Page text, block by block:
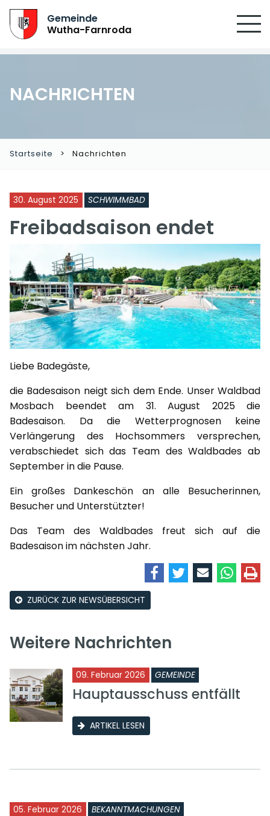
Gemeinde
Wutha-Farnroda
NACHRICHTEN
Startseite Nachrichten
30. August 2025 SCHWIMMBAD
Freibadsaison endet
Liebe Badegäste,
die Badesaison neigt sich dem Ende. Unser Waldbad
Mosbach beendet am 31. August 2025 die
Badesaison. Da die Wetterprognosen keine
Verlängerung des Hochsommers versprechen,
verabschiedet sich das Team des Waldbades ab
September in die Pause.
Ein großes Dankeschön an alle Besucherinnen,
Besucher und Unterstützter!
Das Team des Waldbades freut sich auf die
Badesaison im nächsten Jahr.
ZURÜCK ZUR NEWSÜBERSICHT
Weitere Nachrichten
09. Februar 2026 GEMEINDE
Hauptausschuss entfällt
ARTIKEL LESEN
05. Februar 2026 BEKANNTMACHUNGEN